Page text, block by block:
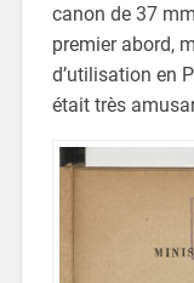
canon de 37
premier abord,
d’utilisation en
était très